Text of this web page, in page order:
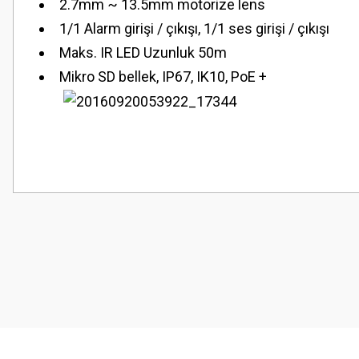
2.7mm ~ 13.5mm motorize lens
1/1 Alarm girişi / çıkışı, 1/1 ses girişi / çıkışı
Maks. IR LED Uzunluk 50m
Mikro SD bellek, IP67, IK10, PoE +
Görüş ve önerileriniz için teşekkür ederiz.